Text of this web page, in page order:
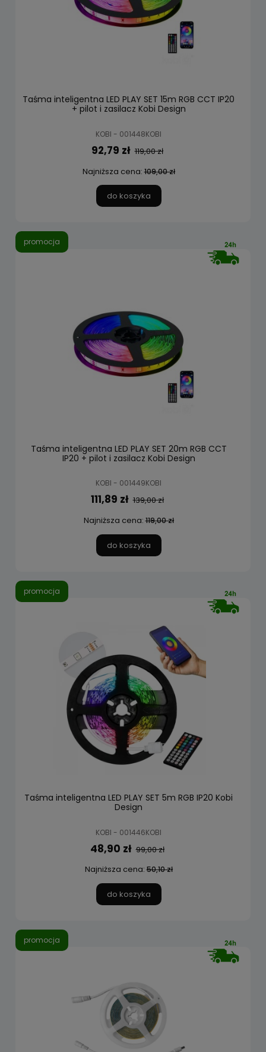
Taśma inteligentna LED PLAY SET 15m RGB CCT IP20
+ pilot i zasilacz Kobi Design
KOBI - 001448KOBI
92,79 zł 119,00 zł
Najniższa cena:109,00 zł
do koszyka
Taśma inteligentna LED PLAY SET 20m RGB CCT
IP20 + pilot i zasilacz Kobi Design
KOBI - 001449KOBI
111,89 zł 139,00 zł
Najniższa cena:119,00 zł
do koszyka
promocja
Taśma inteligentna LED PLAY SET 5m RGB IP20 Kobi
Design
KOBI - 001446KOBI
48,90 zł 99,00 zł
Najniższa cena:50,10 zł
do koszyka
promocja
promocja